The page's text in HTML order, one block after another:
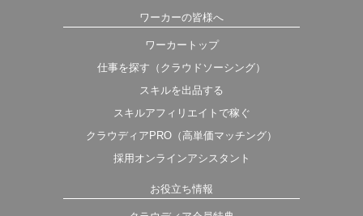
ワーカーの皆様へ
ワーカートップ
仕事を探す（クラウドソーシング）
スキルを出品する
スキルアフィリエイトで稼ぐ
クラウディアPRO（高単価マッチング）
採用オンラインアシスタント
お役立ち情報